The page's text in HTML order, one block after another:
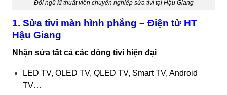
Đội ngũ kĩ thuật viên chuyên nghiệp sửa tivi tại Hậu Giang
1. Sửa tivi màn hình phẳng – Điện tử HT
Hậu Giang
Nhận sửa tất cả các dòng tivi hiện đại
LED TV, OLED TV, QLED TV, Smart TV, Android
TV…